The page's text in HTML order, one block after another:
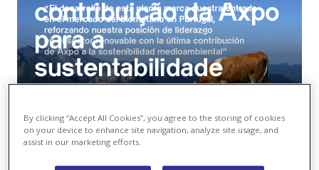
contribuição da Axpo
para a
sustentabilidade
Axpo Iberia -filial do grupo suíço Axpo- e Goldenergy -
By clicking “Accept All Cookies”, you agree to the storing of cookies
on your device to enhance site navigation, analyze site usage, and
assist in our marketing efforts.